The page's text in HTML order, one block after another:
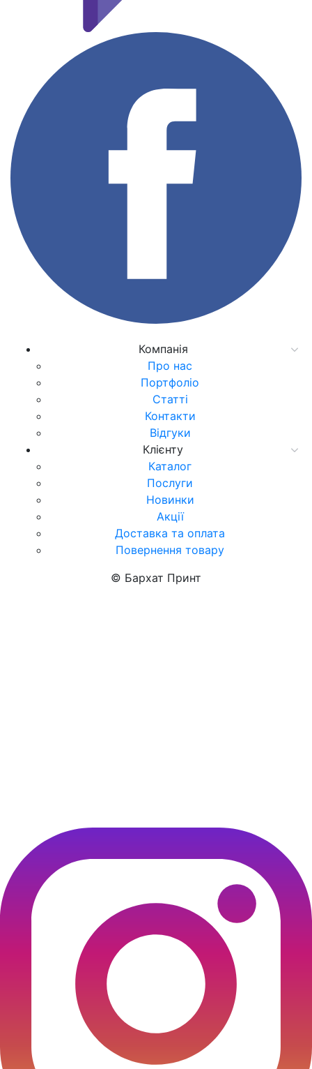
Компанія
Про нас
Портфоліо
Статті
Контакти
Відгуки
Клієнту
Каталог
Послуги
Новинки
Акції
Доставка та оплата
Повернення товару
© Бархат Принт